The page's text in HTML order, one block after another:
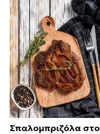
Σπαλομπριζόλα στο